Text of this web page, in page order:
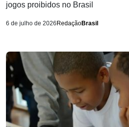
jogos proibidos no Brasil
6 de julho de 2026 RedaçãoBrasil